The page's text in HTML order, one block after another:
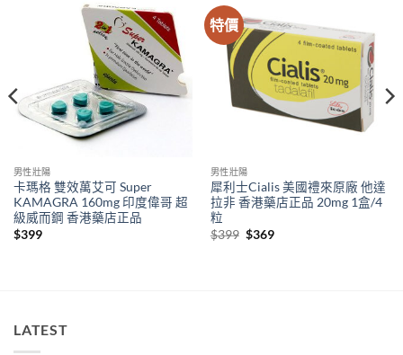
男性壯陽
卡瑪格 雙效萬艾可 Super
KAMAGRA 160mg 印度偉哥 超
級威而鋼 香港藥店正品
$399
特價
男性壯陽
犀利士Cialis 美國禮來原廠 他達
拉非 香港藥店正品 20mg 1盒/4
粒
$399 Original
price
$369Current
LATEST